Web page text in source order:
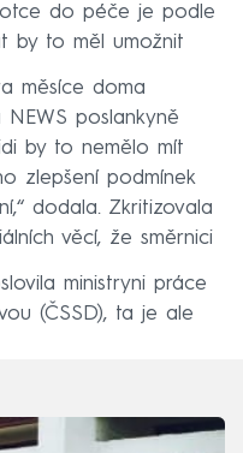
otce do péče je podle
by to měl umožnit
měsíce doma
poslankyně
by to nemělo mít
zlepšení podmínek
dodala. Zkritizovala
věcí, že směrnici
ministryni práce
(ČSSD), ta je ale